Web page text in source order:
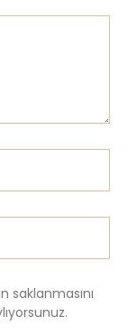
saklanmasını